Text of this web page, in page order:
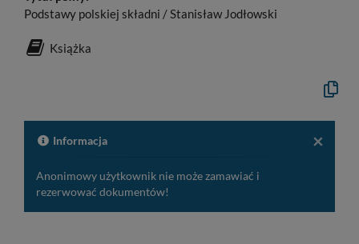
Podstawy polskiej składni / Stanisław Jodłowski
Książka
Kopiuj
do
×
Informacja
Anonimowy użytkownik nie może zamawiać i
rezerwować dokumentów!